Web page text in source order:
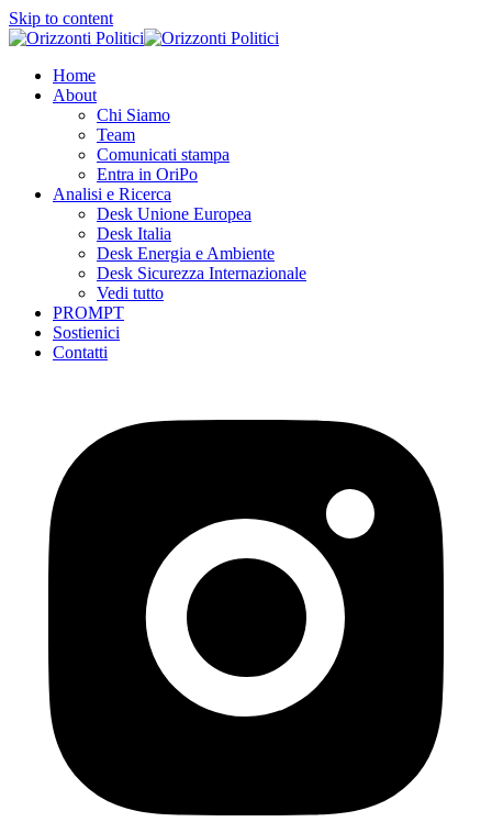
Skip to content
Home
About
Chi Siamo
Team
Comunicati stampa
Entra in OriPo
Analisi e Ricerca
Desk Unione Europea
Desk Italia
Desk Energia e Ambiente
Desk Sicurezza Internazionale
Vedi tutto
PROMPT
Sostienici
Contatti